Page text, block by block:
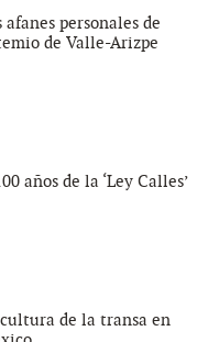
afanes personales de
de Valle-Arizpe
años de la ‘Ley Calles’
de la transa en